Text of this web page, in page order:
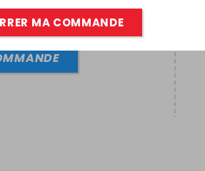
)
MA COMMANDE